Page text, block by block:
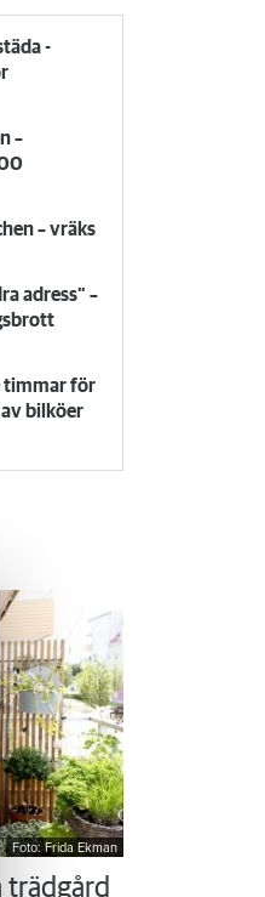
-
–
– vräks
adress” –
timmar för
bilköer
Foto: Frida Ekman
trädgård